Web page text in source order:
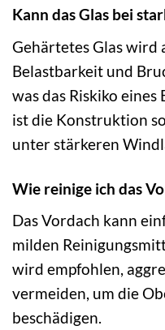
Kann das Glas bei
Gehärtetes Glas wird
Belastbarkeit und
was das Riskiko
ist die Konstruktion
unter stärkeren
Wie reinige ich das
Das Vordach kann
milden
wird empfohlen,
vermeiden, um die
beschädigen.